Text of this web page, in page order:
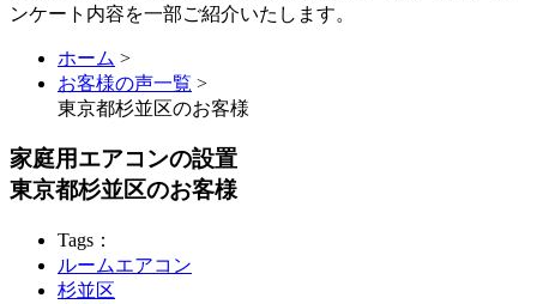
ンケート内容を一部ご紹介いたします。
ホーム >
お客様の声一覧 >
東京都杉並区のお客様
家庭用エアコンの設置
東京都杉並区のお客様
Tags：
ルームエアコン
杉並区